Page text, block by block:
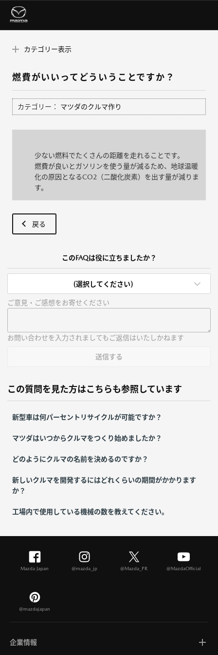
カテゴリー表示
燃費がいいってどういうことですか？
カテゴリー： マツダのクルマ作り
少ない燃料でたくさんの距離を走れることです。
燃費が良いとガソリンを使う量が減るため、地球温暖
化の原因となるCO2（二酸化炭素）を出す量が減りま
す。
戻る
このFAQは役に立ちましたか？
(選択してください)
ご意見・ご感想をお寄せください
お問い合わせを入力されましてもご返信はいたしかねます
送信する
この質問を見た方はこちらも参照しています
新型車は何パーセントリサイクルが可能ですか？
マツダはいつからクルマをつくり始めましたか？
どのようにクルマの名前を決めるのですか？
新しいクルマを開発するにはどれくらいの期間がかかります
か？
工場内で使用している機械の数を教えてください。
Mazda Japan @mazda_jp @Mazda_PR @MazdaOfficial
@mazdajapan
企業情報